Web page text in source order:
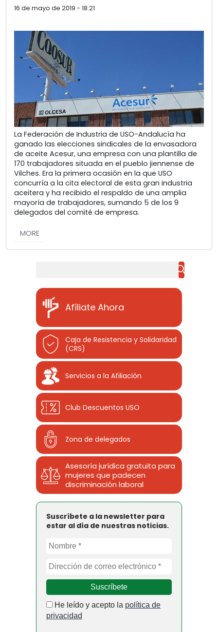
16 de mayo de 2019 - 18:21
La Federación de Industria de USO-Andalucía ha
ganado las elecciones sindicales de la envasadora
de aceite Acesur, una empresa con una plantilla de
170 trabajadores situada en el pueblo jiennense de
Vilches. Era la primera ocasión en la que USO
concurría a la cita electoral de esta gran industria
aceitera y ha recibido el respaldo de una amplia
mayoría de trabajadores, sumando 5 de los 9
delegados del comité de empresa.
MORE
Afíliate Ahora
Caja de Resistencia y Solidaridad
(CRS)
Servicios a la Afiliación
Club Descuentos USO
Zona de delegados
Asesoría jurídica gratuita para
mujeres que padecen
discriminación laboral
Suscríbete a la newsletter para
estar al día de nuestras noticias.
He leído y acepto la política de
privacidad